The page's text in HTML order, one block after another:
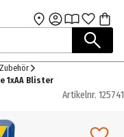
1xAA Blister
Artikelnr. 125741